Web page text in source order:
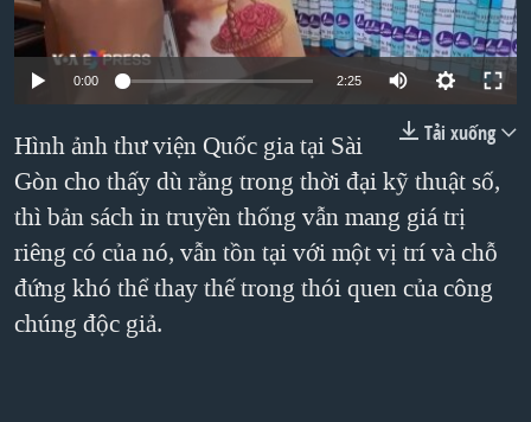
"Tìm"
NGƯỜI VIỆT HẢI NGOẠI
ĐỜI SỐNG
KINH TẾ
KHOA HỌC
SỨC KHOẺ
THỂ THAO
GIÁO DỤC
TẠI
HÀNH TRÌNH BẦU CỬ 2024
MỘT NĂM CHIẾN TRANH TẠI DẢI GAZA
GIẢI MÃ VÀNH ĐAI & CON ĐƯỜNG
NGÀY TỊ NẠN THẾ GIỚI
TRỊNH VĨNH BÌNH - NGƯỜI HẠ 'BÊN THẮNG CUỘC'
GROUND ZERO – XƯA VÀ NAY
CHI PHÍ CHIẾN TRANH AFGHANISTAN
VIDEO
NGHE
Ngôn ngữ khác
0:00 2:25
Tải xuống
Hình ảnh thư viện Quốc gia tại Sài
Gòn cho thấy dù rằng trong thời đại kỹ thuật số,
thì bản sách in truyền thống vẫn mang giá trị
riêng có của nó, vẫn tồn tại với một vị trí và chỗ
đứng khó thể thay thế trong thói quen của công
chúng độc giả.